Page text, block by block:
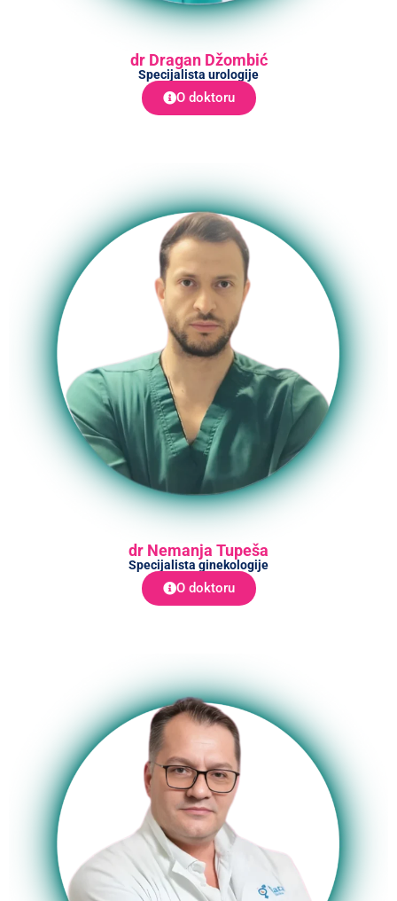
dr Dragan Džombić
Specijalista urologije
O doktoru
dr Nemanja Tupeša
Specijalista ginekologije
O doktoru